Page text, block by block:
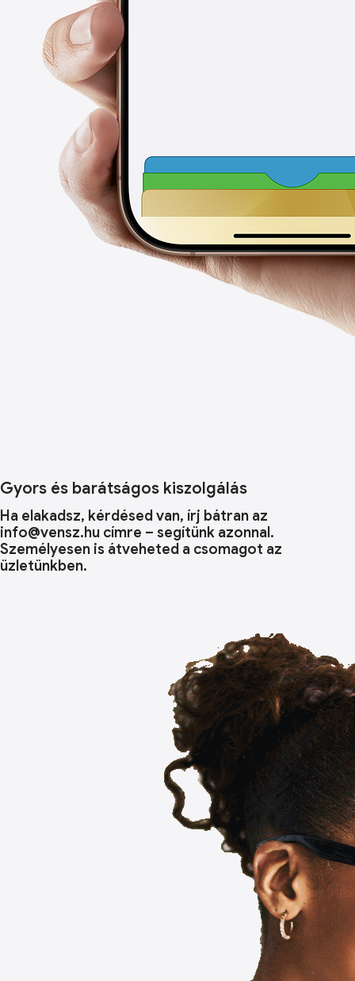
Gyors és barátságos kiszolgálás
Ha elakadsz, kérdésed van, írj bátran az
info@vensz.hu címre – segítünk azonnal.
Személyesen is átveheted a csomagot az
üzletünkben.